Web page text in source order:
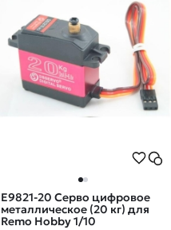
E9821-20 Серво цифровое
металлическое (20 кг) для
Remo Hobby 1/10